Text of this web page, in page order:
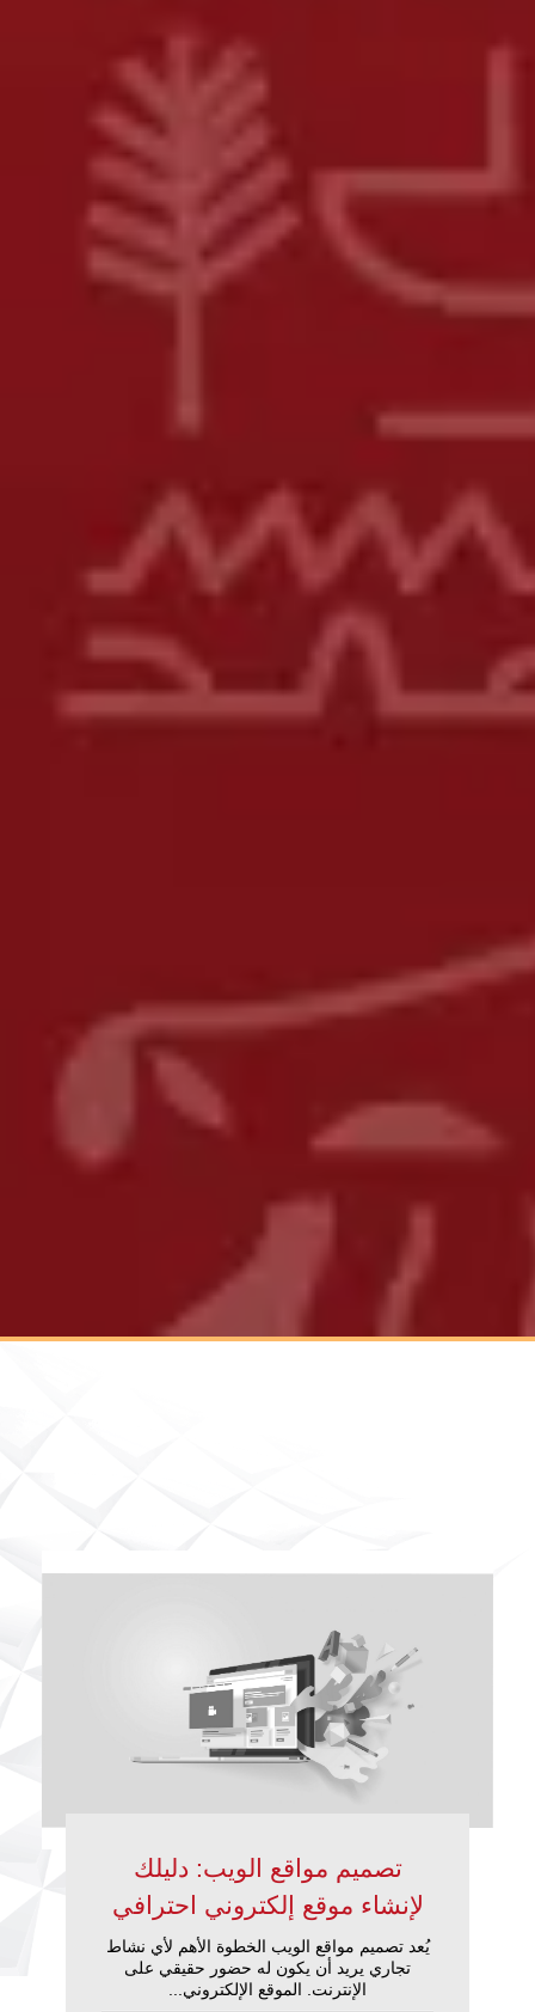
تصميم مواقع الويب: دليلك
لإنشاء موقع إلكتروني احترافي
يُعد تصميم مواقع الويب الخطوة الأهم لأي نشاط
تجاري يريد أن يكون له حضور حقيقي على
الإنترنت. الموقع الإلكتروني...